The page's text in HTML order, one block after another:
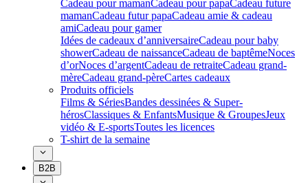
Cadeau pour mamanCadeau pour papaCadeau future
mamanCadeau futur papaCadeau amie & cadeau
amiCadeau pour gamer
Idées de cadeaux d’anniversaireCadeau pour baby
showerCadeau de naissanceCadeau de baptêmeNoces
d’orNoces d’argentCadeau de retraiteCadeau grand-
mèreCadeau grand-pèreCartes cadeaux
Produits officiels
Films & SériesBandes dessinées & Super-
hérosClassiques & EnfantsMusique & GroupesJeux
vidéo & E-sportsToutes les licences
T-shirt de la semaine
B2B